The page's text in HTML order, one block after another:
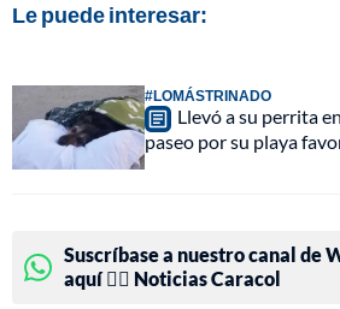
Le puede interesar:
#LOMÁSTRINADO
Llevó a su perrita
paseo por su playa
Suscríbase a nuestro canal de
aquí 👉🏻 Noticias Caracol